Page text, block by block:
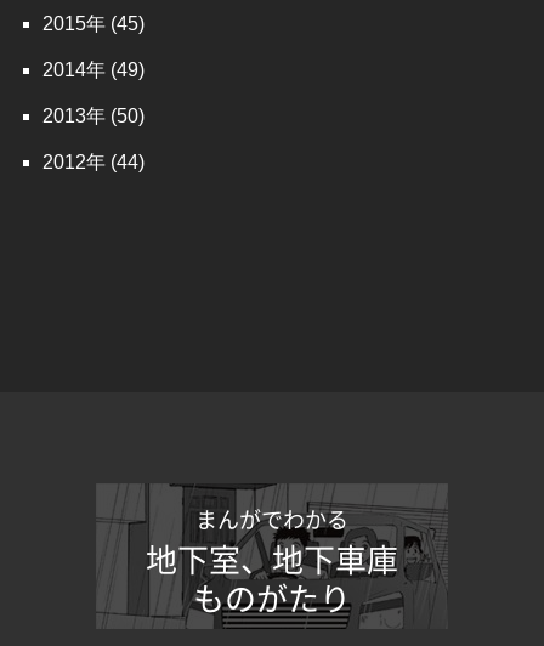
2015 (45)
2014 (49)
2013 (50)
2012 (44)
まんがでわかる
地下室、地下車庫
ものがたり